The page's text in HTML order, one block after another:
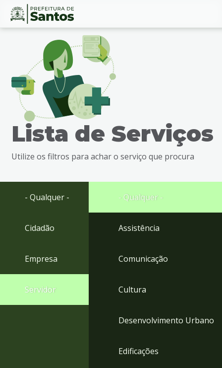
Ir
busca
Ir
Conteúdo
Lista de Serviços
Utilize os filtros para achar o serviço que procura
- Qualquer -
Cidadão
Empresa
Servidor
- Qualquer -
Assistência
Comunicação
Cultura
Desenvolvimento Urbano
Edificações